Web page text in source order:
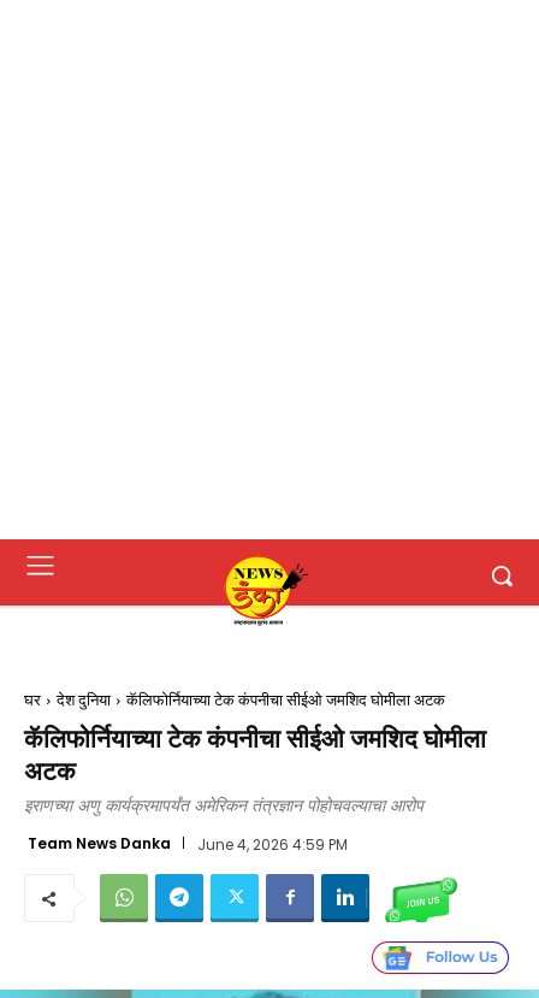
घर देश दुनिया कॅलिफोर्नियाच्या टेक कंपनीचा सीईओ जमशिद घोमीला अटक
कॅलिफोर्नियाच्या टेक कंपनीचा सीईओ जमशिद घोमीला
अटक
इराणच्या अणु कार्यक्रमापर्यंत अमेरिकन तंत्रज्ञान पोहोचवल्याचा आरोप
Team News Danka June 4, 2026 4:59 PM